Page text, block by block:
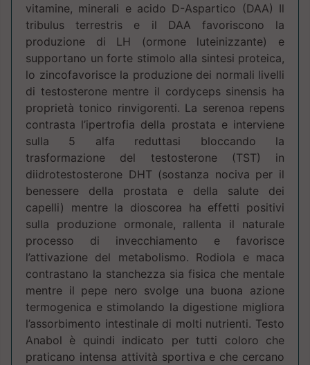
vitamine, minerali e acido D-Aspartico (DAA) Il
tribulus terrestris e il DAA favoriscono la
produzione di LH (ormone luteinizzante) e
supportano un forte stimolo alla sintesi proteica,
lo zincofavorisce la produzione dei normali livelli
di testosterone mentre il cordyceps sinensis ha
proprietà tonico rinvigorenti. La serenoa repens
contrasta l’ipertrofia della prostata e interviene
sulla 5 alfa reduttasi bloccando la
trasformazione del testosterone (TST) in
diidrotestosterone DHT (sostanza nociva per il
benessere della prostata e della salute dei
capelli) mentre la dioscorea ha effetti positivi
sulla produzione ormonale, rallenta il naturale
processo di invecchiamento e favorisce
l’attivazione del metabolismo. Rodiola e maca
contrastano la stanchezza sia fisica che mentale
mentre il pepe nero svolge una buona azione
termogenica e stimolando la digestione migliora
l’assorbimento intestinale di molti nutrienti. Testo
Anabol è quindi indicato per tutti coloro che
praticano intensa attività sportiva e che cercano